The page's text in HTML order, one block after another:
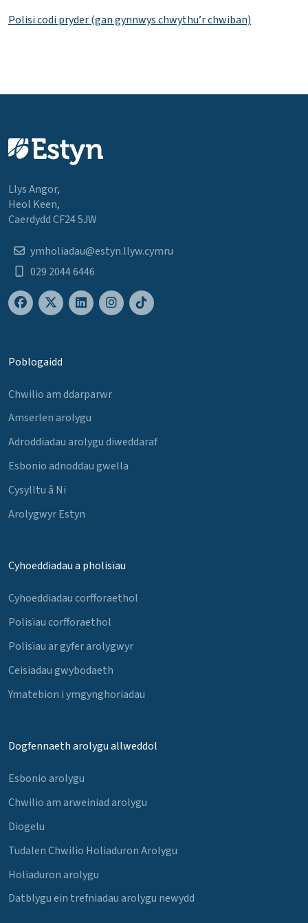
Polisi codi pryder (gan gynnwys chwythu’r chwiban)
Llys Angor,
Heol Keen,
Caerdydd CF24 5JW
ymholiadau@estyn.llyw.cymru
029 2044 6446
Poblogaidd
Chwilio am ddarparwr
Amserlen arolygu
Adroddiadau arolygu diweddaraf
Esbonio adnoddau gwella
Cysylltu â Ni
Arolygwyr Estyn
Cyhoeddiadau a pholisïau
Cyhoeddiadau corfforaethol
Polisïau corfforaethol
Polisïau ar gyfer arolygwyr
Ceisiadau gwybodaeth
Ymatebion i ymgynghoriadau
Dogfennaeth arolygu allweddol
Esbonio arolygu
Chwilio am arweiniad arolygu
Diogelu
Tudalen Chwilio Holiaduron Arolygu
Holiaduron arolygu
Datblygu ein trefniadau arolygu newydd